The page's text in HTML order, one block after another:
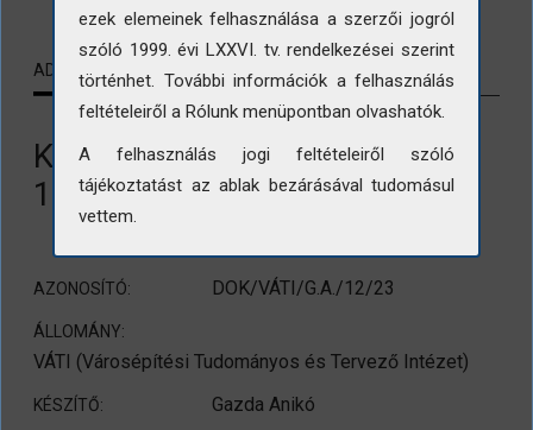
ADATLAP KAPCSOLÓDÓ TARTALMAK
Kocs. Kunvölgyi pincesor, a
110. sz. pince környezete
AZONOSÍTÓ: DOK/VÁTI/G.A./12/23
ÁLLOMÁNY:
VÁTI (Városépítési Tudományos és Tervező Intézet)
KÉSZÍTŐ: Gazda Anikó
ezek elemeinek felhasználása a szerzői jogról
szóló 1999. évi LXXVI. tv. rendelkezései szerint
történhet. További információk a felhasználás
feltételeiről a Rólunk menüpontban olvashatók.
A felhasználás jogi feltételeiről szóló
tájékoztatást az ablak bezárásával tudomásul
vettem.